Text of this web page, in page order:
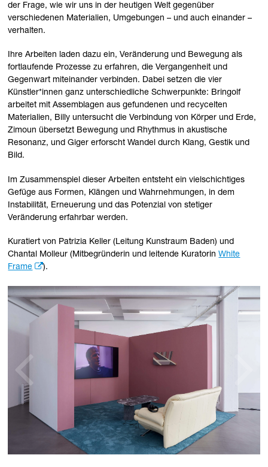
der Frage, wie wir uns in der heutigen Welt gegenüber
verschiedenen Materialien, Umgebungen – und auch einander –
verhalten.
Ihre Arbeiten laden dazu ein, Veränderung und Bewegung als
fortlaufende Prozesse zu erfahren, die Vergangenheit und
Gegenwart miteinander verbinden. Dabei setzen die vier
Künstler*innen ganz unterschiedliche Schwerpunkte: Bringolf
arbeitet mit Assemblagen aus gefundenen und recycelten
Materialien, Billy untersucht die Verbindung von Körper und Erde,
Zimoun übersetzt Bewegung und Rhythmus in akustische
Resonanz, und Giger erforscht Wandel durch Klang, Gestik und
Bild.
Im Zusammenspiel dieser Arbeiten entsteht ein vielschichtiges
Gefüge aus Formen, Klängen und Wahrnehmungen, in dem
Instabilität, Erneuerung und das Potenzial von stetiger
Veränderung erfahrbar werden.
Kuratiert von Patrizia Keller (Leitung Kunstraum Baden) und
Chantal Molleur (Mitbegründerin und leitende KuratorinWhite
Frame
).